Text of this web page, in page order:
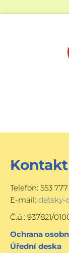
Kontakt
Telefon: 553
E-mail: detsky-
Č.ú.: 937821/
Ochrana
Úřední deska